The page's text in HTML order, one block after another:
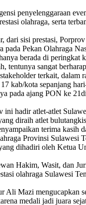
penyelenggaraan
olahraga, serta
dari sisi prestasi,
pada Pekan Olahraga
berada di peringkat
tentunya sangat
terkait, dalam
kab/kota sepanjang
pada ajang PON ke
hadir atlet-atlet
diraih atlet
terima
Provinsi Sulawesi
dihadiri oleh Ketua
Hakim, Wasit, dan
olahraga Sulawesi
Ali Mazi mengucapkan
medali jadi juara